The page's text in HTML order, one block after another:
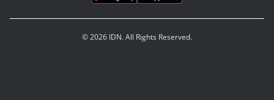
© 2026 IDN. All Rights Reserved.